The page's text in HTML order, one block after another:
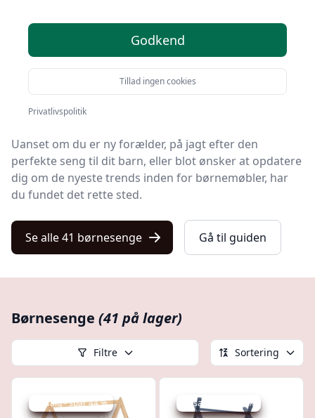
Velkommen til din omfattende guide ombørnesenge
Denne guide er udarbejdet for at give dig alt, hvad du
behøver at vide om emnet, fra de grundlæggende
aspekter til avancerede funktioner i moderne
barnesenge.
Uanset om du er ny forælder, på jagt efter den
perfekte seng til dit barn, eller blot ønsker at opdatere
dig om de nyeste trends inden for børnemøbler, har
du fundet det rette sted.
Se alle 41 børnesenge Gå til guiden
Børnesenge (41 på lager)
Filtre Sortering
Udsalg - spar 44 % Udsalg - spar 38 %
Godkend
Tillad ingen cookies
Privatlivspolitik